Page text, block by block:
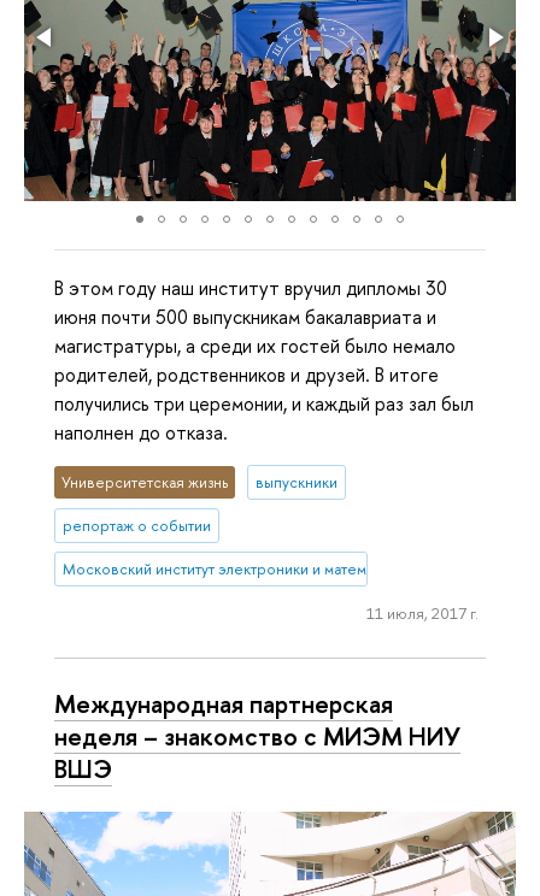
В этом году наш институт вручил дипломы 30
июня почти 500 выпускникам бакалавриата и
магистратуры, а среди их гостей было немало
родителей, родственников и друзей. В итоге
получились три церемонии, и каждый раз зал был
наполнен до отказа.
Университетская жизнь выпускники
репортаж о событии
Московский институт электроники и математики им. А.Н. Тихонова
11 июля, 2017 г.
Международная партнерская
неделя – знакомство с МИЭМ НИУ
ВШЭ